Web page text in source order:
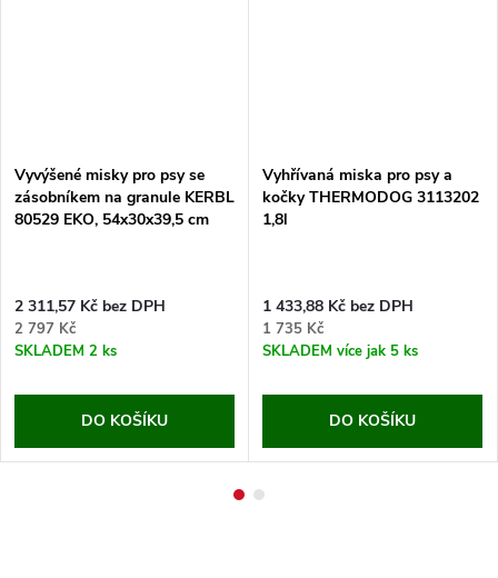
Vyvýšené misky pro psy se
zásobníkem na granule KERBL
80529 EKO, 54x30x39,5 cm
2 311,57 Kč bez DPH
2 797 Kč
SKLADEM 2 ks
DO KOŠÍKU
Vyhřívaná miska pro psy a
kočky THERMODOG 3113202
1,8l
1 433,88 Kč bez DPH
1 735 Kč
SKLADEM více jak 5 ks
DO KOŠÍKU